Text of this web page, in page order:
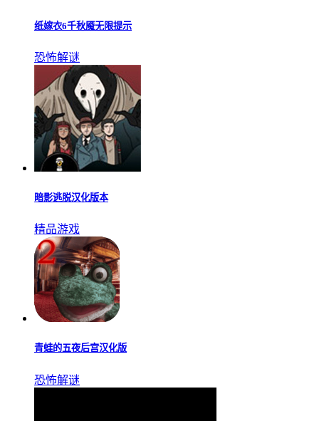
纸嫁衣6千秋魇无限提示
恐怖解谜
暗影逃脱汉化版本
精品游戏
青蛙的五夜后宫汉化版
恐怖解谜